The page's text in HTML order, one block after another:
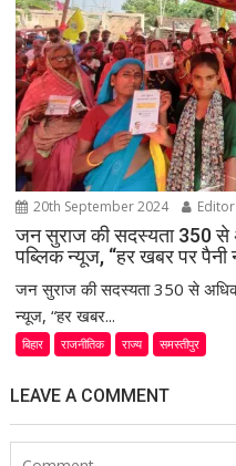
20th September 2024 Editor
जन सुराज की सदस्यता 350 से
पब्लिक न्यूज, “हर खबर पर पैनी
जन सुराज की सदस्यता 350 से अधिक
न्यूज, “हर खबर...
बिहार राजनीतिक राज्य समस्तीपुर
LEAVE A COMMENT